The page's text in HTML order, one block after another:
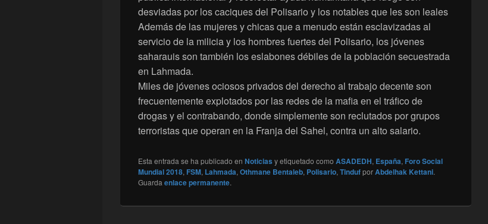
desviadas por los caciques del Polisario y los notables que les son leales
Además de las mujeres y chicas que a menudo están esclavizadas al
servicio de la milicia y los hombres fuertes del Polisario, los jóvenes
saharauis son también los eslabones débiles de la población secuestrada
en Lahmada.
Miles de jóvenes ociosos privados del derecho al trabajo decente son
frecuentemente explotados por las redes de la mafia en el tráfico de
drogas y el contrabando, donde simplemente son reclutados por grupos
terroristas que operan en la Franja del Sahel, contra un alto salario.
Esta entrada se ha publicado en Noticias y etiquetado como ASADEDH, España, Foro Social
Mundial 2018, FSM, Lahmada, Othmane Bentaleb, Polisario, TindufporAbdelhak Kettani.
Guarda enlace permanente.